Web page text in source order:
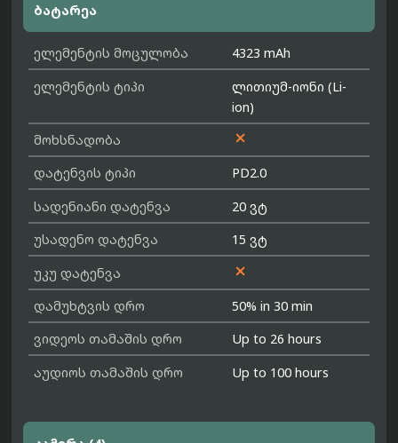
ბატარეა
ელემენტის მოცულობა
4323 mAh
ელემენტის ტიპი
ლითიუმ-იონი (Li-
ion)
მოხსნადობა

დატენვის ტიპი
PD2.0
სადენიანი დატენვა
20 ვტ
უსადენო დატენვა
15 ვტ
უკუ დატენვა

დამუხტვის დრო
50% in 30 min
ვიდეოს თამაშის დრო
Up to 26 hours
აუდიოს თამაშის დრო
Up to 100 hours